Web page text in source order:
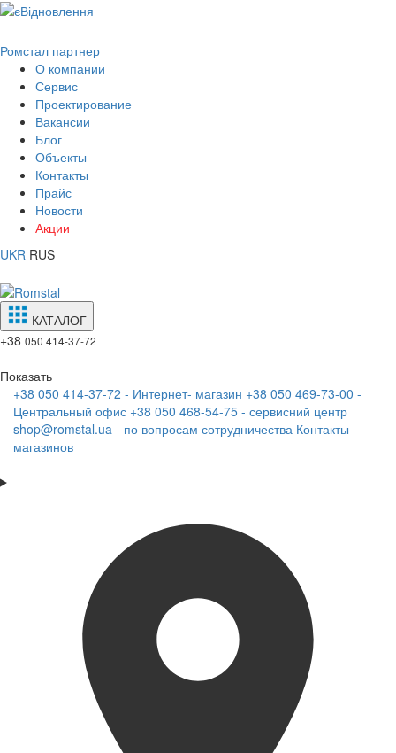
Ромстал партнер
О компании
Сервис
Проектирование
Вакансии
Блог
Объекты
Контакты
Прайс
Новости
Акции
UKR RUS
КАТАЛОГ
+38 050 414-37-72
Показать
+38 050 414-37-72 - Интернет- магазин +38 050 469-73-00 -
Центральный офис +38 050 468-54-75 - сервисний центр
shop@romstal.ua - по вопросам сотрудничества Контакты
магазинов